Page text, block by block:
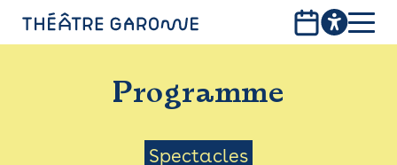
PROGRAMME
INFOS PRATIQUES
AVEC LES PUBLICS
Programme
Spectacles